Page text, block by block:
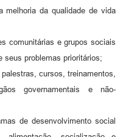
melhoria da qualidade de vida
comunitárias e grupos sociais
seus problemas prioritários;
cursos, treinamentos,
governamentais e não-
de desenvolvimento social